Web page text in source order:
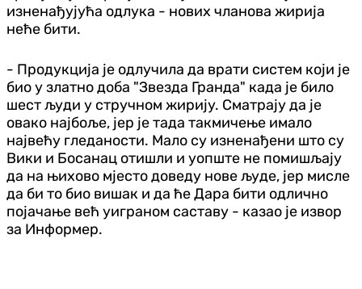
изненађујућа одлука - нових чланова жирија
неће бити.
- Продукција је одлучила да врати систем који је
био у златно доба "Звезда Гранда" када је било
шест људи у стручном жирију. Сматрају да је
овако најбоље, јер је тада такмичење имало
највећу гледаности. Мало су изненађени што су
Вики и Босанац отишли и уопште не помишљају
да на њихово мјесто доведу нове људе, јер мисле
да би то био вишак и да ће Дара бити одлично
појачање већ уиграном саставу - казао је извор
за Информер.